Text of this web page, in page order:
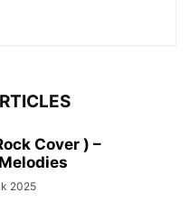
Cover ) –
2025